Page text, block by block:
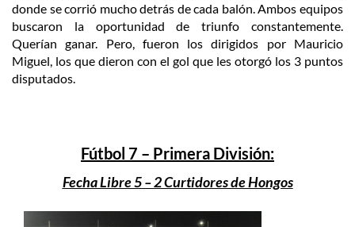
donde se corrió mucho detrás de cada balón. Ambos equipos
buscaron la oportunidad de triunfo constantemente.
Querían ganar. Pero, fueron los dirigidos por Mauricio
Miguel, los que dieron con el gol que les otorgó los 3 puntos
disputados.
Fútbol 7 – Primera División:
Fecha Libre 5 – 2 Curtidores de Hongos